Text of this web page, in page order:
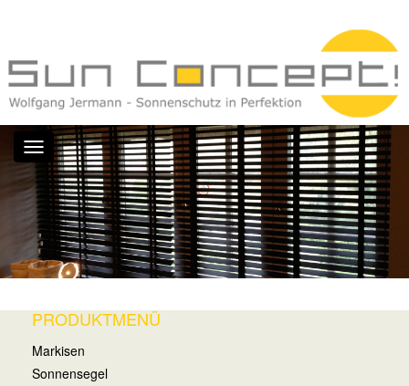
Toggle
navigation
PRODUKTMENÜ
Markisen
Sonnensegel